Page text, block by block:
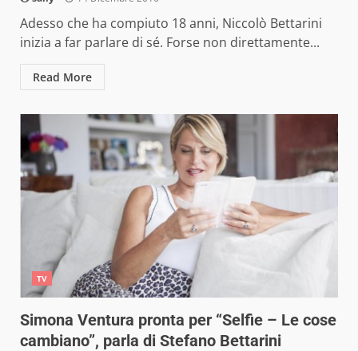
Adesso che ha compiuto 18 anni, Niccolò Bettarini
inizia a far parlare di sé. Forse non direttamente...
Read More
TV
Simona Ventura pronta per “Selfie – Le cose
cambiano”, parla di Stefano Bettarini